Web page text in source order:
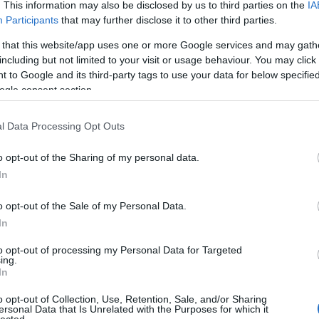
This information may also be disclosed by us to third parties on the
Participants that may further disclose it to other third parties.
that this website/app uses one or more Google services and may
but not limited to your visit or usage behaviour. You may
to Google and its third-party tags to use your data for below
consent section.
Data Processing Opt Outs
opt-out of the Sharing of my personal data.
opt-out of the Sale of my Personal Data.
opt-out of processing my Personal Data for Targeted
opt-out of Collection, Use, Retention, Sale, and/or Sharing
Data that Is Unrelated with the Purposes for which it
És megérkeznek a vongok
rá, hogy a Szukits befejezi a Star Wars-
címek kiadását, pár hónappal később
viszont jött a hír, hogy a ...
Tovább
2komment
Még egy éve sincs, hogy beszámoltam
egy rendhagyó, 2023-asfrancia
Tovább
1komment
bond
magyar
kidman
robert